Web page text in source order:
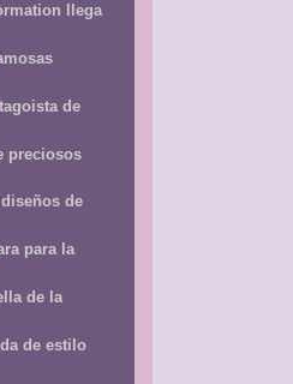
llega
de
preciosos
de
para la
de la
de estilo